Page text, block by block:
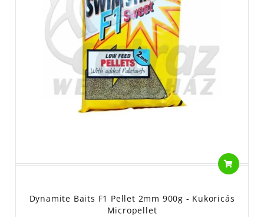
Dynamite Baits F1 Pellet 2mm 900g - Kukoricás
Micropellet